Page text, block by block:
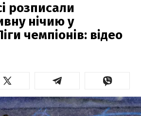
розписали
нічию у
чемпіонів: відео